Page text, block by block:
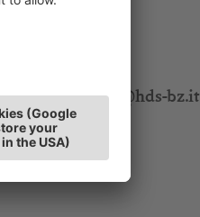
E-Mail:BRigoni@hds-bz.it